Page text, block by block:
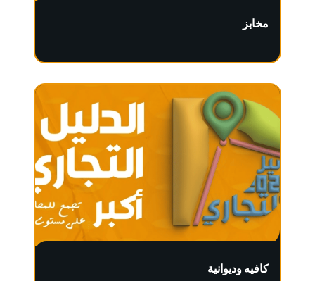
مخابز
كافيه وديوانية